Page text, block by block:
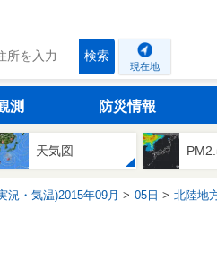
検索
現在地
測 防災情報
天気図
況・気温)2015年09月 05日 北陸地